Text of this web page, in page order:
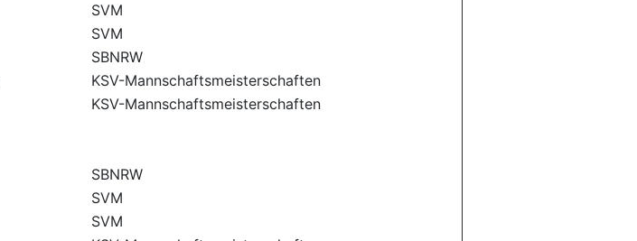
SVM
SVM
SBNRW
KSV-Mannschaftsmeisterschaften
KSV-Mannschaftsmeisterschaften
SBNRW
SVM
SVM